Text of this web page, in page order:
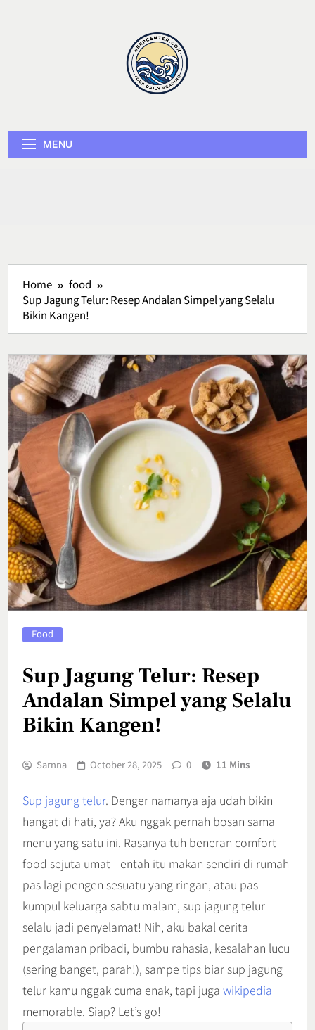
MENU
Home
food
Sup Jagung Telur: Resep Andalan Simpel yang Selalu
Bikin Kangen!
Food
Sup Jagung Telur: Resep
Andalan Simpel yang Selalu
Bikin Kangen!
Sarnna October 28, 2025 0 11 Mins
Sup jagung telur. Denger namanya aja udah bikin
hangat di hati, ya? Aku nggak pernah bosan sama
menu yang satu ini. Rasanya tuh beneran comfort
food sejuta umat—entah itu makan sendiri di rumah
pas lagi pengen sesuatu yang ringan, atau pas
kumpul keluarga sabtu malam, sup jagung telur
selalu jadi penyelamat! Nih, aku bakal cerita
pengalaman pribadi, bumbu rahasia, kesalahan lucu
(sering banget, parah!), sampe tips biar sup jagung
telur kamu nggak cuma enak, tapi juga wikipedia
memorable. Siap? Let’s go!